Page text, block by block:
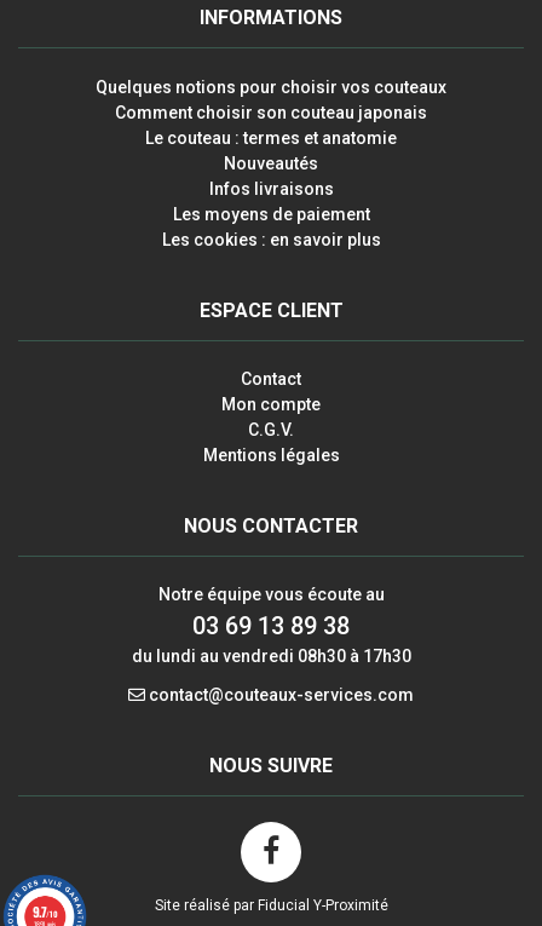
INFORMATIONS
Quelques notions pour choisir vos couteaux
Comment choisir son couteau japonais
Le couteau : termes et anatomie
Nouveautés
Infos livraisons
Les moyens de paiement
Les cookies : en savoir plus
ESPACE CLIENT
Contact
Mon compte
C.G.V.
Mentions légales
NOUS CONTACTER
Notre équipe vous écoute au
03 69 13 89 38
du lundi au vendredi 08h30 à 17h30
contact@couteaux-services.com
NOUS SUIVRE
Site réalisé par Fiducial Y-Proximité
9.7/10